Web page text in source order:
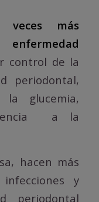
más
control de la
periodontal,
glucemia,
a la
hacen más
y
periodontal